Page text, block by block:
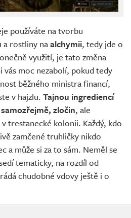
používáte na tvorbu
a rostliny naalchymii, tedy jde o
využití, je tato změna
vás moc nezabolí, pokud tedy
běžného ministra financí,
v hajzlu. Tajnou ingrediencí
zločin, ale
trestanecké kolonii. Každý, kdo
zamčené truhličky nikdo
a může si za to sám. Neměl se
tematicky, na rozdíl od
chudobné vdovy ještě i o